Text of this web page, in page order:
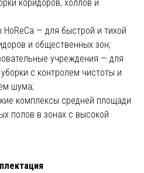
коридоров, холлов и
— для быстрой и тихой
и общественных зон;
учреждения — для
с контролем чистоты и
шума;
комплексы средней площади
полов в зонах с высокой